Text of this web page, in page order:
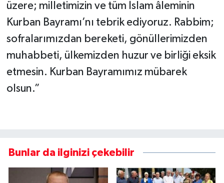
üzere; milletimizin ve tüm İslam âleminin
Kurban Bayramı’nı tebrik ediyoruz. Rabbim;
sofralarımızdan bereketi, gönüllerimizden
muhabbeti, ülkemizden huzur ve birliği eksik
etmesin. Kurban Bayramımız mübarek
olsun.”
Bunlar da ilginizi çekebilir